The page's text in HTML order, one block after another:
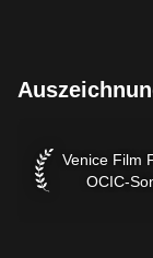
Venice Film
Venice Film
OCIC-